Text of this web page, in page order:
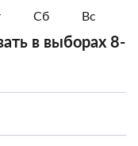
Сб Вс
в выборах 8-